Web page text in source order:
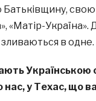
свою
«Матір-Україна».
зливаються в одне.
Українською
у Техас, що